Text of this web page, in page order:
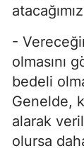
-
olmasını
bedeli
Genelde,
alarak
olursa